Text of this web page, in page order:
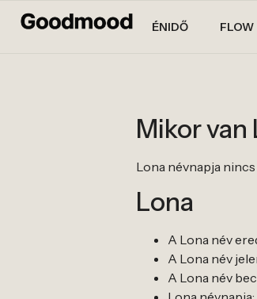
ÉNIDŐ FLOW
Mikor van
Lona névnapja nincs
Lona
A Lona név
A Lona név
A Lona név